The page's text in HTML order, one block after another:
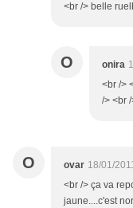
<br /> belle
O onira
<br />
/> <br
O ovar 18/01/
<br /> ça va
jaune....c'est